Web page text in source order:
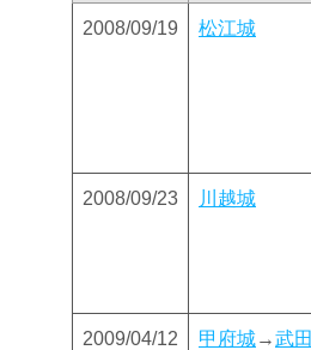
2008/09/19 松江城
2008/09/23 川越城
2009/04/12 甲府城→武田